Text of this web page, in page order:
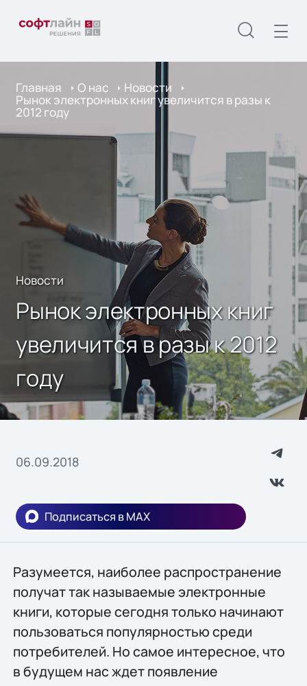
Главная О нас Новости
Рынок электронных книг увеличится в разы к
2012 году
Новости
Рынок электронных книг
увеличится в разы к 2012
году
06.09.2018
Подписаться в MAX
Разумеется, наиболее распространение
получат так называемые электронные
книги, которые сегодня только начинают
пользоваться популярностью среди
потребителей. Но самое интересное, что
в будущем нас ждет появление